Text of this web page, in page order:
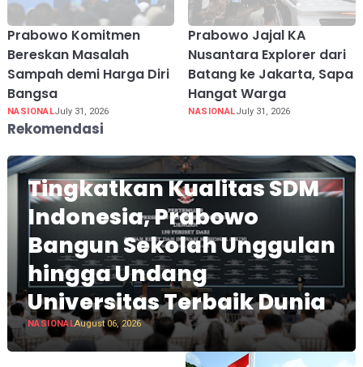
Prabowo Komitmen
Bereskan Masalah
Sampah demi Harga Diri
Bangsa
NASIONALJuly 31, 2026
Prabowo Jajal KA
Nusantara Explorer dari
Batang ke Jakarta, Sapa
Hangat Warga
NASIONALJuly 31, 2026
Rekomendasi
Tingkatkan Kualitas SDM
Indonesia, Prabowo
Bangun Sekolah Unggulan
hingga Undang
Universitas Terbaik Dunia
NASIONALAugust 06, 2026